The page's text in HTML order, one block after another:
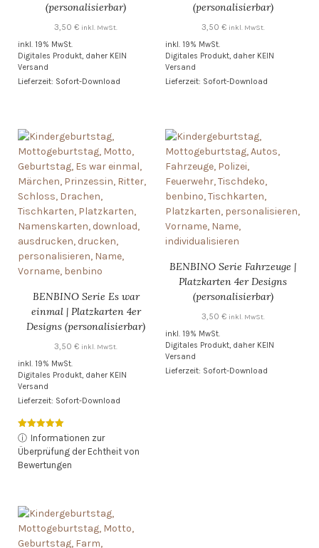
(personalisierbar)
3,50€ inkl. MwSt.
inkl. 19% MwSt.
Digitales Produkt, daher KEIN
Versand
Lieferzeit: Sofort-Download
(personalisierbar)
3,50 € inkl. MwSt.
inkl. 19% MwSt.
Digitales Produkt, daher KEIN
Versand
Lieferzeit: Sofort-Download
BENBINO Serie Es war
einmal | Platzkarten 4er
Designs (personalisierbar)
3,50€ inkl. MwSt.
inkl. 19% MwSt.
Digitales Produkt, daher KEIN
Versand
Lieferzeit: Sofort-Download
Bewertet mit
5.00
von 5
ⓘ Informationen zur
Überprüfung der Echtheit von
Bewertungen
BENBINO Serie Fahrzeuge |
Platzkarten 4er Designs
(personalisierbar)
3,50 € inkl. MwSt.
inkl. 19% MwSt.
Digitales Produkt, daher KEIN
Versand
Lieferzeit: Sofort-Download